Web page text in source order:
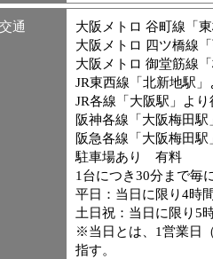
交通
大阪メトロ 谷町線「
大阪メトロ 四ツ橋線
大阪メトロ 御堂筋線
JR東西線「北新地駅
JR各線「大阪駅」よ
阪神各線「大阪梅田
阪急各線「大阪梅田
駐車場あり 有料
1台につき30分まで毎
平日：当日に限り4時
土日祝：当日に限り5
※当日とは、1営業日
指す。